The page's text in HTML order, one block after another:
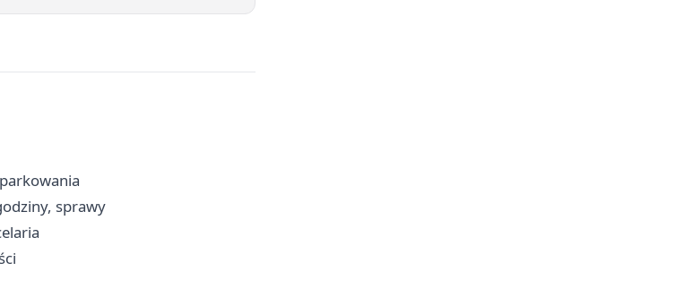
sprawy